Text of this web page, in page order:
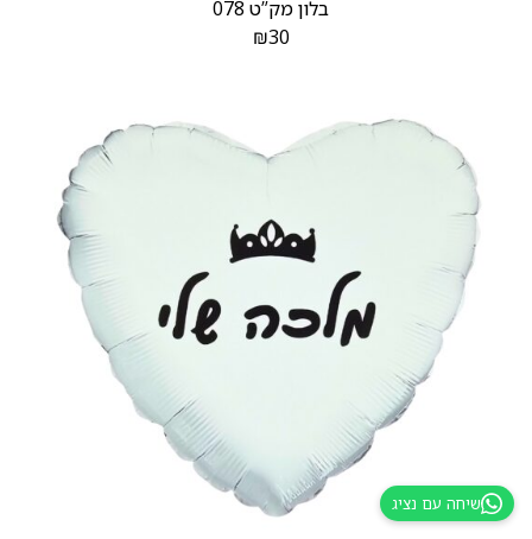
בלון מק”ט 078
₪30
שיחה עם נציג